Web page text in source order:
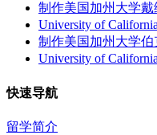
制作美国加州大学戴
University of
制作美国加州大学伯
University of
快速导航
留学简介